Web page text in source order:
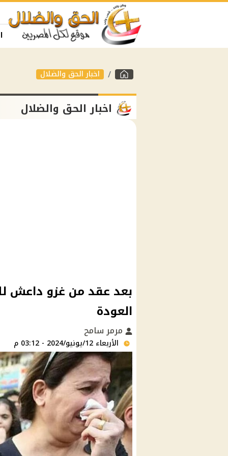
اخبار الحق والضلال
اخبار الحق والضلال
بعد عقد من غزو داعش
العودة
مرمر سامح
الأربعاء 12/يونيو/2024 - 03:12 م